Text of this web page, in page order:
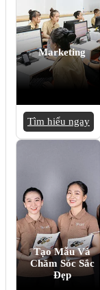
Marketing
Tìm hiểu ngay
Tạo Mẫu Và
Chăm Sóc Sắc
Đẹp